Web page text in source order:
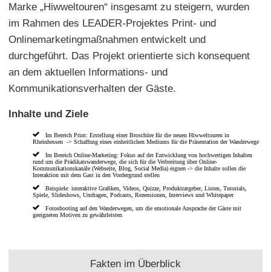
Marke „Hiwweltouren“ insgesamt zu steigern, wurden
im Rahmen des LEADER-Projektes Print- und
Onlinemarketingmaßnahmen entwickelt und
durchgeführt. Das Projekt orientierte sich konsequent
an dem aktuellen Informations- und
Kommunikationsverhalten der Gäste.
Inhalte und Ziele
Im Bereich Print: Erstellung einer Broschüre für die neuen Hiwweltouren in
Rheinhessen -> Schaffung eines einheitlichen Mediums für die Präsentation der Wanderwege
Im Bereich Online-Marketing: Fokus auf der Entwicklung von hochwertigen Inhalten
rund um die Prädikatswanderwege, die sich für die Verbreitung über Online-
Kommunikationskanäle (Webseite, Blog, Social Media) eignen -> die Inhalte sollen die
Interaktion mit dem Gast in den Vordergrund stellen
Beispiele: interaktive Grafiken, Videos, Quizze, Produktratgeber, Listen, Tutorials,
Spiele, Slideshows, Umfragen, Podcasts, Rezensionen, Interviews und Whitepaper
Fotoshooting auf den Wanderwegen, um die emotionale Ansprache der Gäste mit
geeigneten Motiven zu gewährleisten
Fakten im Überblick